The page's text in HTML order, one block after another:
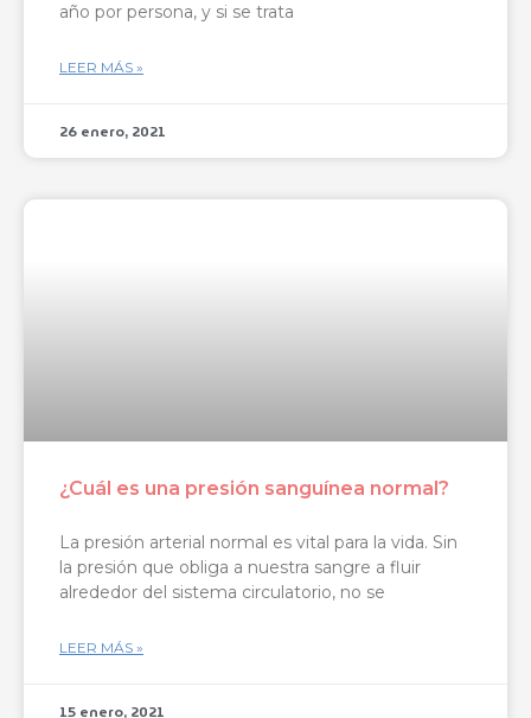
año por persona, y si se trata
LEER MÁS »
26 enero, 2021
¿Cuál es una presión sanguínea normal?
La presión arterial normal es vital para la vida. Sin
la presión que obliga a nuestra sangre a fluir
alrededor del sistema circulatorio, no se
LEER MÁS »
15 enero, 2021